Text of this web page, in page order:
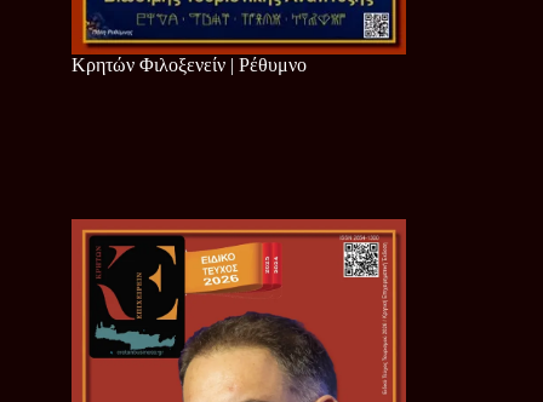
Κρητών Φιλοξενείν | Ρέθυμνο